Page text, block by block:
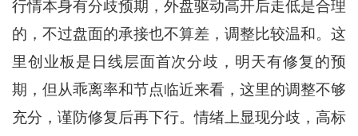
行情本身有分歧预期，外盘驱动高开后走低是合理
的，不过盘面的承接也不算差，调整比较温和。这
里创业板是日线层面首次分歧，明天有修复的预
期，但从乖离率和节点临近来看，这里的调整不够
充分，谨防修复后再下行。情绪上显现分歧，高标